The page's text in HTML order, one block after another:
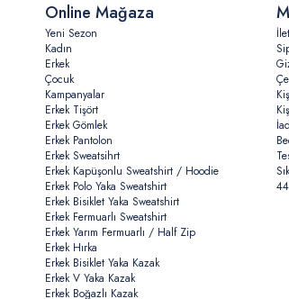
Online Mağaza
Yeni Sezon
Kadın
Erkek
Çocuk
Kampanyalar
Erkek Tişört
Erkek Gömlek
Erkek Pantolon
Erkek Sweatsihrt
Erkek Kapüşonlu Sweatshirt / Hoodie
Erkek Polo Yaka Sweatshirt
Erkek Bisiklet Yaka Sweatshirt
Erkek Fermuarlı Sweatshirt
Erkek Yarım Fermuarlı / Half Zip
Erkek Hırka
Erkek Bisiklet Yaka Kazak
Erkek V Yaka Kazak
Erkek Boğazlı Kazak